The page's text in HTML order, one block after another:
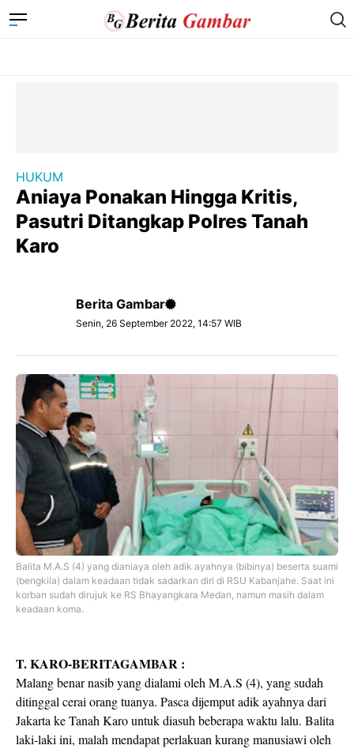
HUKUM
Aniaya Ponakan Hingga Kritis,
Pasutri Ditangkap Polres Tanah
Karo
Berita Gambar
Senin, 26 September 2022, 14:57 WIB
Balita M.A.S (4) yang dianiaya oleh adik ayahnya (bibinya) beserta suami
(bengkila) dalam keadaan tidak sadarkan diri di RSU Kabanjahe. Saat ini
korban sudah dirujuk ke RS Bhayangkara Medan, namun masih dalam
keadaan koma.
T. KARO-BERITAGAMBAR :
Malang benar nasib yang dialami oleh M.A.S (4), yang sudah
ditinggal cerai orang tuanya. Pasca dijemput adik ayahnya dari
Jakarta ke Tanah Karo untuk diasuh beberapa waktu lalu. Balita
laki-laki ini, malah mendapat perlakuan kurang manusiawi oleh